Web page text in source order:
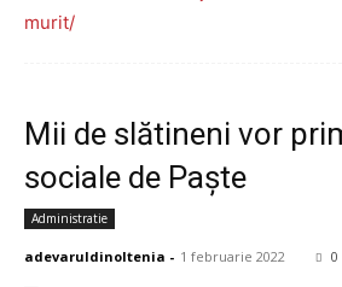
murit/
Mii de slătineni vor
sociale de Paște
Administratie
adevaruldinoltenia - 1 februarie 2022 0